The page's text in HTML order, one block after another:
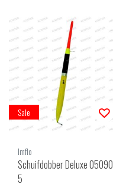
Sale
Imflo
Schuifdobber Deluxe 05090
5